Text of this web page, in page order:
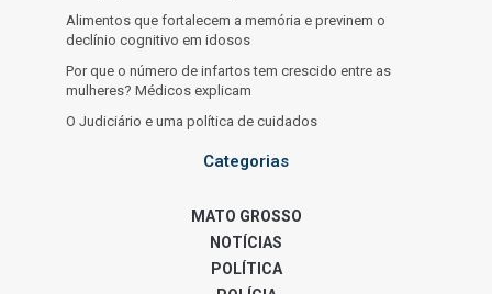
Alimentos que fortalecem a memória e previnem o
declínio cognitivo em idosos
Por que o número de infartos tem crescido entre as
mulheres? Médicos explicam
O Judiciário e uma política de cuidados
Categorias
MATO GROSSO
NOTÍCIAS
POLÍTICA